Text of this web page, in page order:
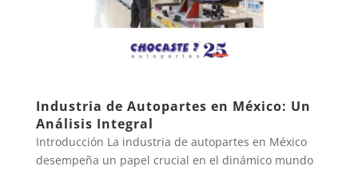
Industria de Autopartes en México: Un
Análisis Integral
Introducción La industria de autopartes en México
desempeña un papel crucial en el dinámico mundo